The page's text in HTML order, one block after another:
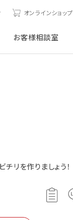
オンラインショップ
お客様相談室
リを作りましょう！